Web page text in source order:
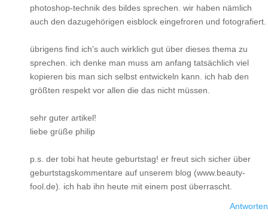
photoshop-technik des bildes sprechen. wir haben nämlich
auch den dazugehörigen eisblock eingefroren und fotografiert.
übrigens find ich's auch wirklich gut über dieses thema zu
sprechen. ich denke man muss am anfang tatsächlich viel
kopieren bis man sich selbst entwickeln kann. ich hab den
größten respekt vor allen die das nicht müssen.
sehr guter artikel!
liebe grüße philip
p.s. der tobi hat heute geburtstag! er freut sich sicher über
geburtstagskommentare auf unserem blog (www.beauty-
fool.de). ich hab ihn heute mit einem post überrascht.
Antworten